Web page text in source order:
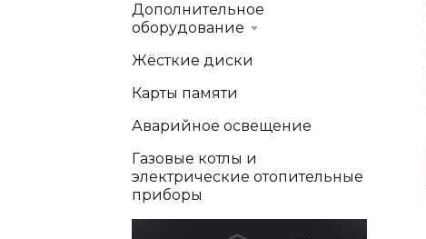
Дополнительное
оборудование
Жёсткие диски
Карты памяти
Аварийное освещение
Газовые котлы и
электрические отопительные
приборы